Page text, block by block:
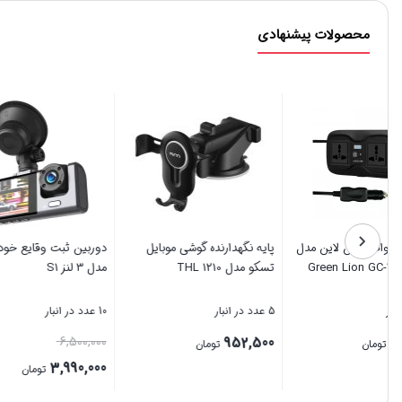
محصولات پیشنهادی
اینورتر 200 وات گرین لاین مدل
Green Lion GC-233 Power
7,000,000
پایه نگهدارنده گوشی موبایل
تسکو مدل THL 1210
952,500
3,990,000